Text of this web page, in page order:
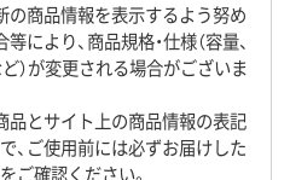
の商品情報を表示するよう努め
により、商品規格・仕様（容量、
）が変更される場合がございま
品とサイト上の商品情報の表記
、ご使用前には必ずお届けした
ご確認ください。